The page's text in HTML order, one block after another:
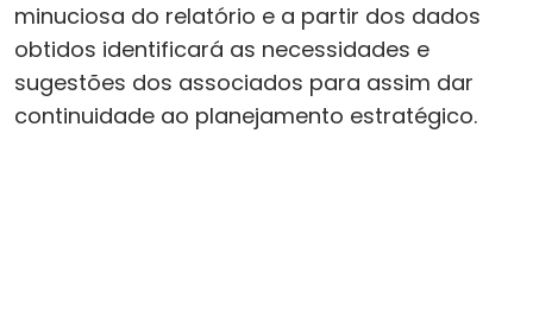
minuciosa do relatório e a partir dos dados
obtidos identificará as necessidades e
sugestões dos associados para assim dar
continuidade ao planejamento estratégico.